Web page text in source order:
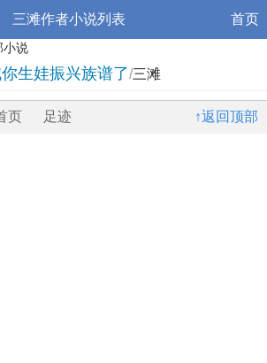
三滩作者小说列表 首页
小说
生娃振兴族谱了/三滩
↑返回顶部
页 足迹